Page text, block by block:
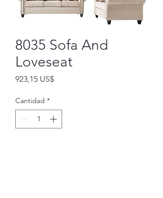
8035 Sofa And
Loveseat
923,15 US$Precio
Cantidad *